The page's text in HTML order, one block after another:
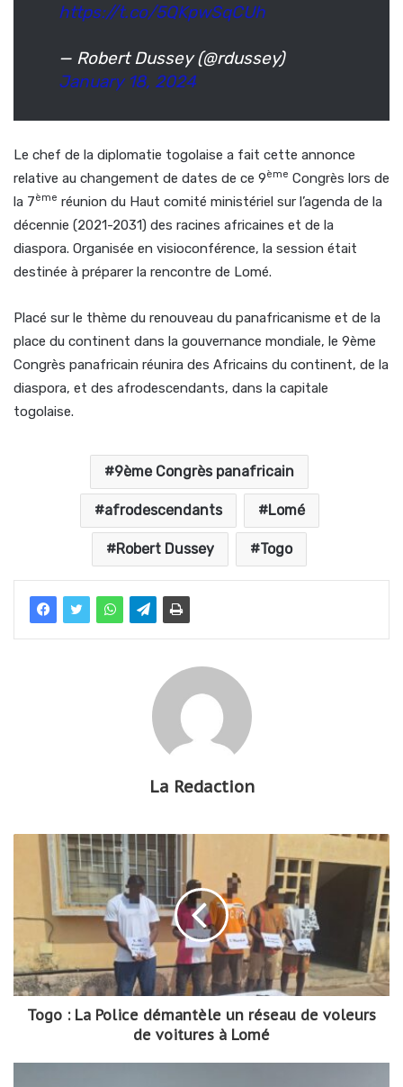
https://t.co/5QKpwSqCUh
— Robert Dussey (@rdussey)
January 18, 2024
Le chef de la diplomatie togolaise a fait cette annonce
relative au changement de dates de ce 9ème Congrès lors de
la 7ème réunion du Haut comité ministériel sur l’agenda de la
décennie (2021-2031) des racines africaines et de la
diaspora. Organisée en visioconférence, la session était
destinée à préparer la rencontre de Lomé.
Placé sur le thème du renouveau du panafricanisme et de la
place du continent dans la gouvernance mondiale, le 9ème
Congrès panafricain réunira des Africains du continent, de la
diaspora, et des afrodescendants, dans la capitale
togolaise.
9ème Congrès panafricain
afrodescendants Lomé
Robert Dussey Togo
La Redaction
Togo : La Police démantèle un réseau de voleurs
de voitures à Lomé